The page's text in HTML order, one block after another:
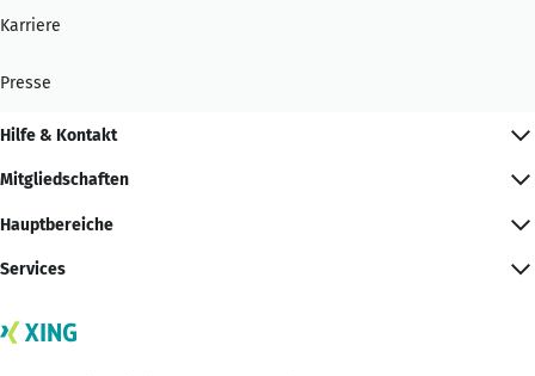
Karriere
Presse
Hilfe & Kontakt
Mitgliedschaften
Hauptbereiche
Services